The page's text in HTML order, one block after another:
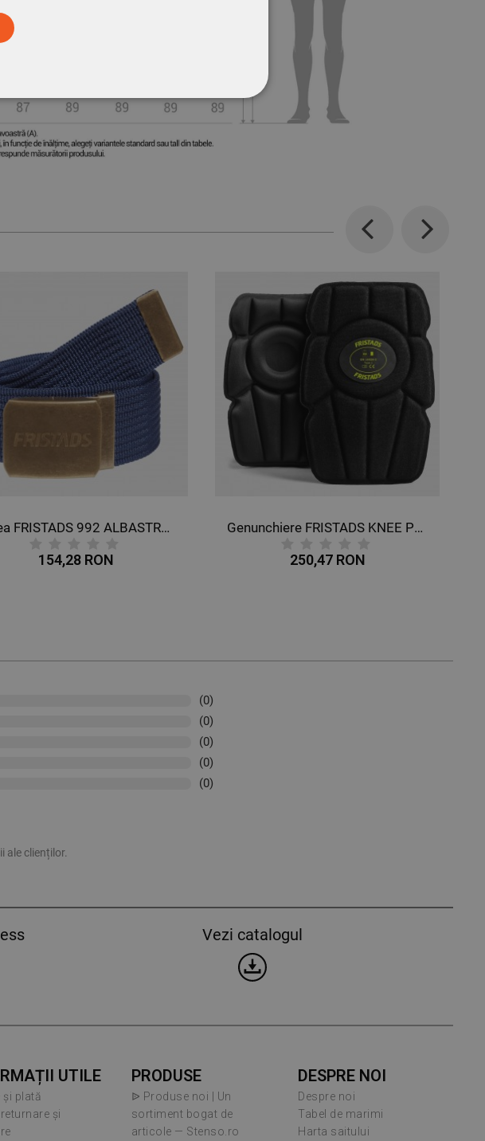
Previous
Curea FRISTADS 992 ALBASTRU ÎNCHIS
154,28 RON
Genunchiere FRISTADS KNEE PROTECTION NEGRU
250,47 RON
Next
(0)
(0)
(0)
(0)
(0)
ale clienților.
Vezi catalogul
UTILE
și plată
și
PRODUSE
ᐉ Produse noi | Un
sortiment bogat de
articole — Stenso.ro
DESPRE NOI
Despre noi
Tabel de marimi
Harta saitului
DE FUNCŢIONALITATE